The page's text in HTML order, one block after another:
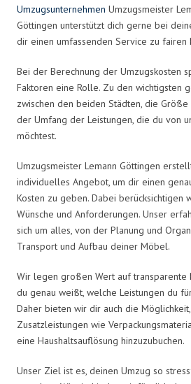
Umzugsunternehmen Umzugsmeister
Göttingen unterstützt dich gerne bei
dir einen umfassenden Service zu fairen
Bei der Berechnung der Umzugskosten
Faktoren eine Rolle. Zu den wichtigsten
zwischen den beiden Städten, die Größe
der Umfang der Leistungen, die du von
möchtest.
Umzugsmeister Lemann Göttingen
individuelles Angebot, um dir einen
Kosten zu geben. Dabei berücksichtigen
Wünsche und Anforderungen. Unser
sich um alles, von der Planung und
Transport und Aufbau deiner Möbel.
Wir legen großen Wert auf transparente
du genau weißt, welche Leistungen du
Daher bieten wir dir auch die
Zusatzleistungen wie
eine Haushaltsauflösung hinzuzubuchen.
Unser Ziel ist es, deinen Umzug so